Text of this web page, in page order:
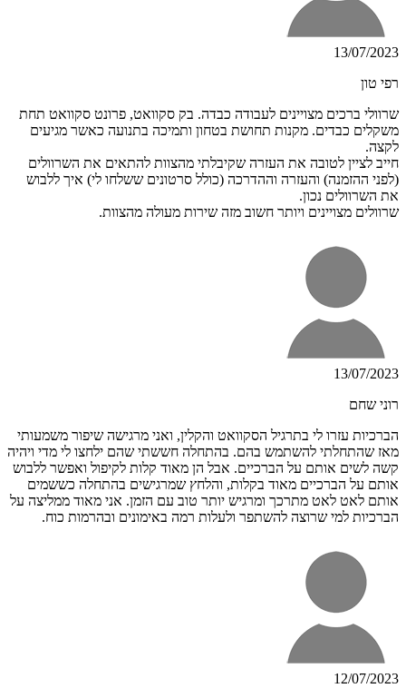
13/07/2023
רפי טון
שרוולי ברכים מצויינים לעבודה כבדה. בק סקוואט, פרונט סקוואט תחת
משקלים כבדים. מקנות תחושת בטחון ותמיכה בתנועה כאשר מגיעים
לקצה.
חייב לציין לטובה את העזרה שקיבלתי מהצוות להתאים את השרוולים
(לפני ההזמנה) והעזרה וההדרכה (כולל סרטונים ששלחו לי) איך ללבוש
את השרוולים נכון.
שרוולים מצויינים ויותר חשוב מזה שירות מעולה מהצוות.
13/07/2023
רוני שחם
הברכיות עזרו לי בתרגיל הסקוואט והקלין, ואני מרגישה שיפור משמעותי
מאז שהתחלתי להשתמש בהם. בהתחלה חששתי שהם ילחצו לי מדי ויהיה
קשה לשים אותם על הברכיים. אבל הן מאוד קלות לקיפול ואפשר ללבוש
אותם על הברכיים מאוד בקלות, והלחץ שמרגישים בהתחלה כששמים
אותם לאט לאט מתרכך ומרגיש יותר טוב עם הזמן. אני מאוד ממליצה על
הברכיות למי שרוצה להשתפר ולעלות רמה באימונים ובהרמות כוח.
12/07/2023